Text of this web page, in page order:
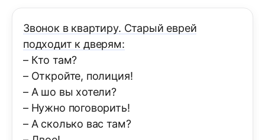
Звонок в квартиру. Старый еврей
подходит к дверям:
– Кто там?
– Откройте, полиция!
– А шо вы хотели?
– Нужно поговорить!
– А сколько вас там?